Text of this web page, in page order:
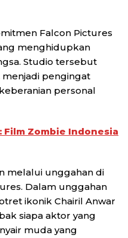
Falcon Pictures
menghidupkan
Studio tersebut
menjadi pengingat
personal
Film Zombie Indonesia
melalui unggahan di
Dalam unggahan
ikonik Chairil Anwar
siapa aktor yang
muda yang